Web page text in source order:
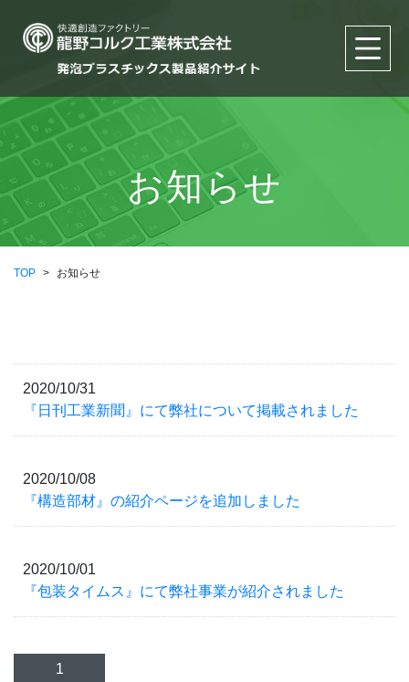
お知らせ
TOP > お知らせ
2020/10/31
『日刊工業新聞』にて弊社について掲載されました
2020/10/08
『構造部材』の紹介ページを追加しました
2020/10/01
『包装タイムス』にて弊社事業が紹介されました
1